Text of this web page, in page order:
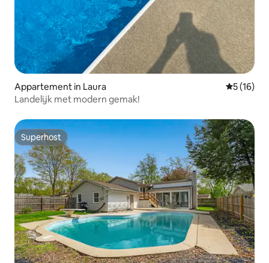
Appartement in Laura
5 (16)
Landelijk met modern gemak!
Superhost
Superhost